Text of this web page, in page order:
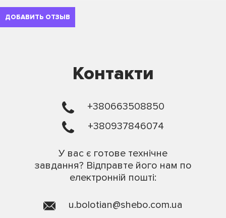
ДОБАВИТЬ ОТЗЫВ
Контакти
+380663508850
+380937846074
У вас є готове технічне
завдання? Відправте його нам по
електронній пошті:
u.bolotian@shebo.com.ua